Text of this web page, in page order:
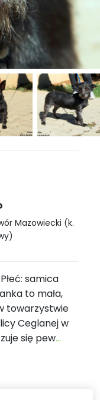
Mazowiecki (k.
samica
to mała,
towarzystwie
Ceglanej w
się pew...